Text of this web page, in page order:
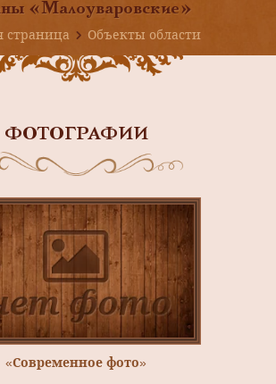
«Малоуваровские»
страница
Объекты области
ФОТОГРАФИИ
«Современное фото»